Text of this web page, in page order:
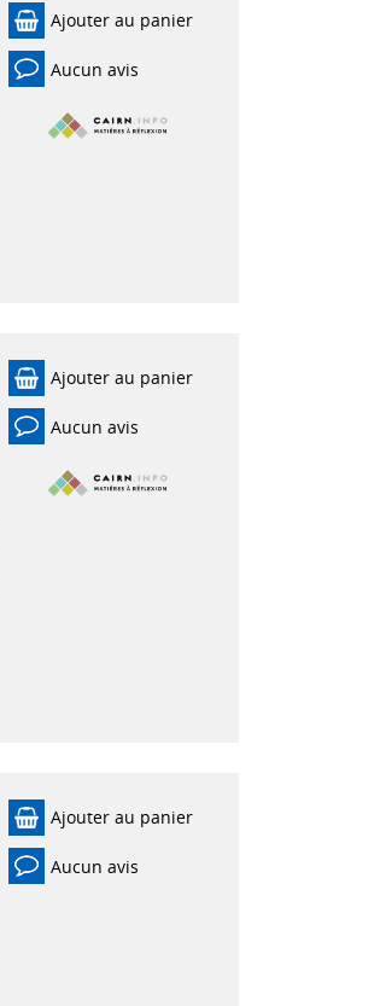
Ajouter au panier
Aucun avis
Ajouter au panier
Aucun avis
Ajouter au panier
Aucun avis